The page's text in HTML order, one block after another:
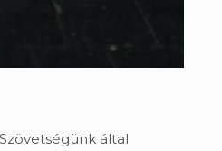
által